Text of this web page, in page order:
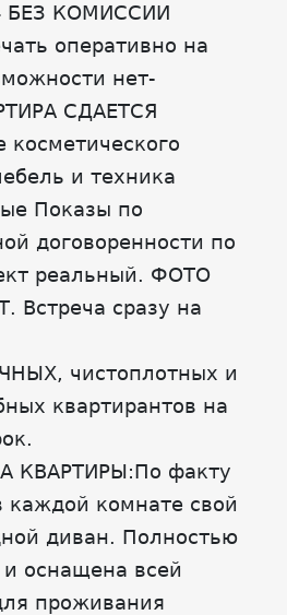
БЕЗ КОМИССИИ
оперативно на
нет-
СДАЕТСЯ
и техника
Показы по
договоренности по
реальный. ФОТО
Встреча сразу на
чистоплотных и
квартирантов на
КВАРТИРЫ:По факту
каждой комнате свой
диван. Полностью
оснащена всей
проживания